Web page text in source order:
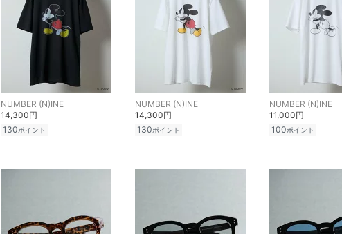
NUMBER (N)INE
14,300円
130ポイント
NUMBER (N)INE
14,300円
130ポイント
NUMBER (N)INE
11,000円
100ポイント